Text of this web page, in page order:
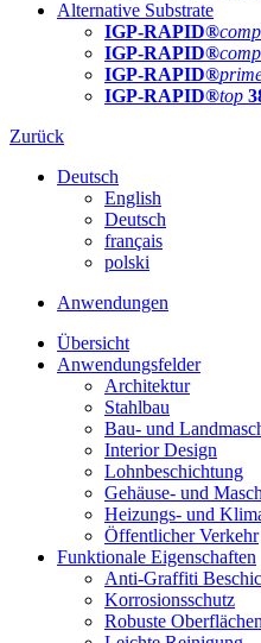
Alternative Substrate
IGP-RAPID®
IGP-RAPID®
IGP-RAPID®
IGP-RAPID®top
Zurück
Deutsch
English
Deutsch
français
polski
Anwendungen
Übersicht
Anwendungsfelder
Architektur
Stahlbau
Bau- und
Interior Design
Lohnbeschichtung
Gehäuse- und
Heizungs- und
Öffentlicher Verkehr
Funktionale Eigenschaften
Anti-Graffiti
Korrosionsschutz
Robuste Oberflächen